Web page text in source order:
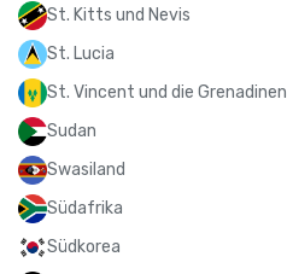
St. Kitts und Nevis
St. Lucia
St. Vincent und die Grenadinen
Sudan
Swasiland
Südafrika
Südkorea